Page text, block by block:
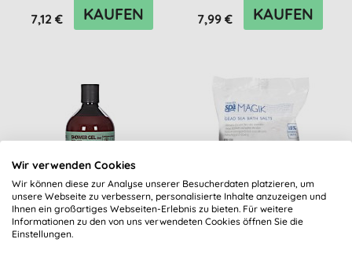
7,12 € KAUFEN 7,99 € KAUFEN
BenecosBIO Mint To Be
Duschgel
Dead Sea Spa Magik Salz
Wir verwenden Cookies
Wir können diese zur Analyse unserer Besucherdaten platzieren, um
unsere Webseite zu verbessern, personalisierte Inhalte anzuzeigen und
Ihnen ein großartiges Webseiten-Erlebnis zu bieten. Für weitere
Informationen zu den von uns verwendeten Cookies öffnen Sie die
Einstellungen.